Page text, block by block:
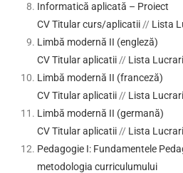
Informatică aplicată – Proiect
CV Titular curs/aplicatii // Lista
Limbă modernă II (engleză)
CV Titular aplicatii // Lista
Limbă modernă II (franceză)
CV Titular aplicatii // Lista
Limbă modernă II (germană)
CV Titular aplicatii // Lista
Pedagogie I: Fundamentele
metodologia curriculumului